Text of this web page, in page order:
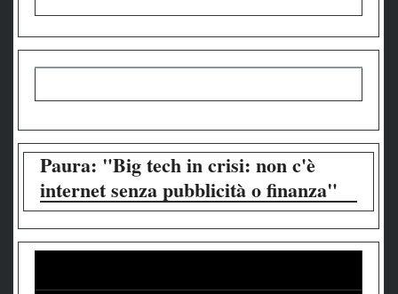
Paura: "Big tech in crisi: non c'è
internet senza pubblicità o finanza"